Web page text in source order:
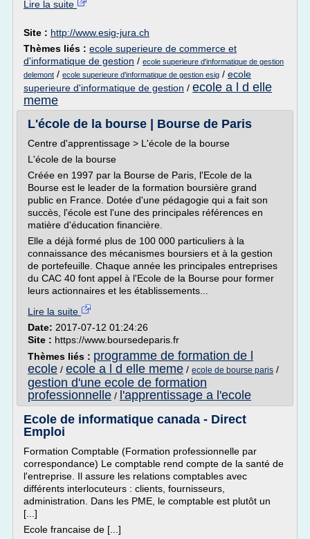
Lire la suite
Site : http://www.esig-jura.ch
Thèmes liés : ecole superieure de commerce et
d'informatique de gestion / ecole superieure d'informatique de gestion
delemont / ecole superieure d'informatique de gestion esig / ecole
superieure d'informatique de gestion / ecole a l d elle
meme
L'école de la bourse | Bourse de Paris
Centre d'apprentissage > L'école de la bourse
L'école de la bourse
Créée en 1997 par la Bourse de Paris, l'Ecole de la
Bourse est le leader de la formation boursière grand
public en France. Dotée d'une pédagogie qui a fait son
succès, l'école est l'une des principales références en
matière d'éducation financière.
Elle a déjà formé plus de 100 000 particuliers à la
connaissance des mécanismes boursiers et à la gestion
de portefeuille. Chaque année les principales entreprises
du CAC 40 font appel à l'Ecole de la Bourse pour former
leurs actionnaires et les établissements...
Lire la suite
Date: 2017-07-12 01:24:26
Site : https://www.boursedeparis.fr
Thèmes liés : programme de formation de l
ecole / ecole a l d elle meme / ecole de bourse paris /
gestion d'une ecole de formation
professionnelle / l'apprentissage a l'ecole
Ecole de informatique canada - Direct
Emploi
Formation Comptable (Formation professionnelle par
correspondance) Le comptable rend compte de la santé de
l'entreprise. Il assure les relations comptables avec
différents interlocuteurs : clients, fournisseurs,
administration. Dans les PME, le comptable est plutôt un
[...]
Ecole francaise de [...]